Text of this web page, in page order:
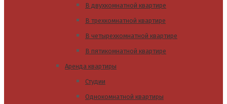
В двухкомнатной квартире
В трехкомнатной квартире
В четырехкомнатной квартире
В пятикомнатной квартире
Аренда квартиры
Студии
Однокомнатной квартиры